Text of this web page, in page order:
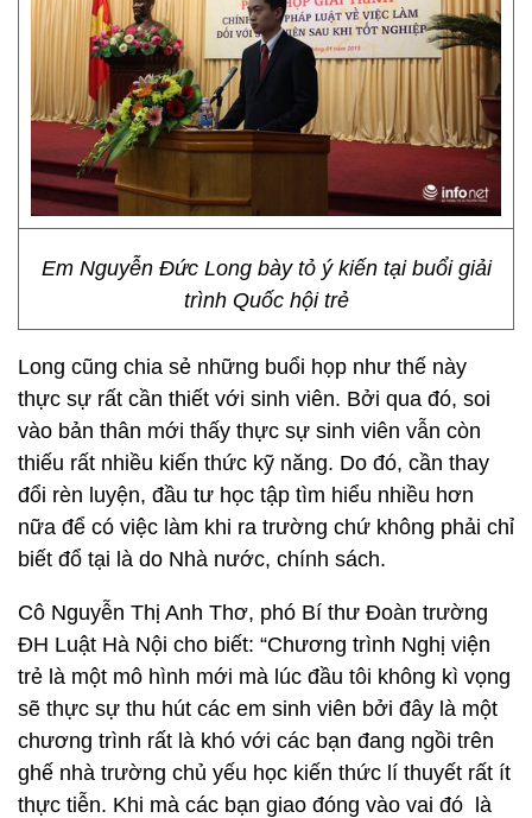
Em Nguyễn Đức Long bày tỏ ý kiến tại buổi giải
trình Quốc hội trẻ
Long cũng chia sẻ những buổi họp như thế này
thực sự rất cần thiết với sinh viên. Bởi qua đó, soi
vào bản thân mới thấy thực sự sinh viên vẫn còn
thiếu rất nhiều kiến thức kỹ năng. Do đó, cần thay
đổi rèn luyện, đầu tư học tập tìm hiểu nhiều hơn
nữa để có việc làm khi ra trường chứ không phải chỉ
biết đổ tại là do Nhà nước, chính sách.
Cô Nguyễn Thị Anh Thơ, phó Bí thư Đoàn trường
ĐH Luật Hà Nội cho biết: “Chương trình Nghị viện
trẻ là một mô hình mới mà lúc đầu tôi không kì vọng
sẽ thực sự thu hút các em sinh viên bởi đây là một
chương trình rất là khó với các bạn đang ngồi trên
ghế nhà trường chủ yếu học kiến thức lí thuyết rất ít
thực tiễn. Khi mà các bạn giao đóng vào vai đó là